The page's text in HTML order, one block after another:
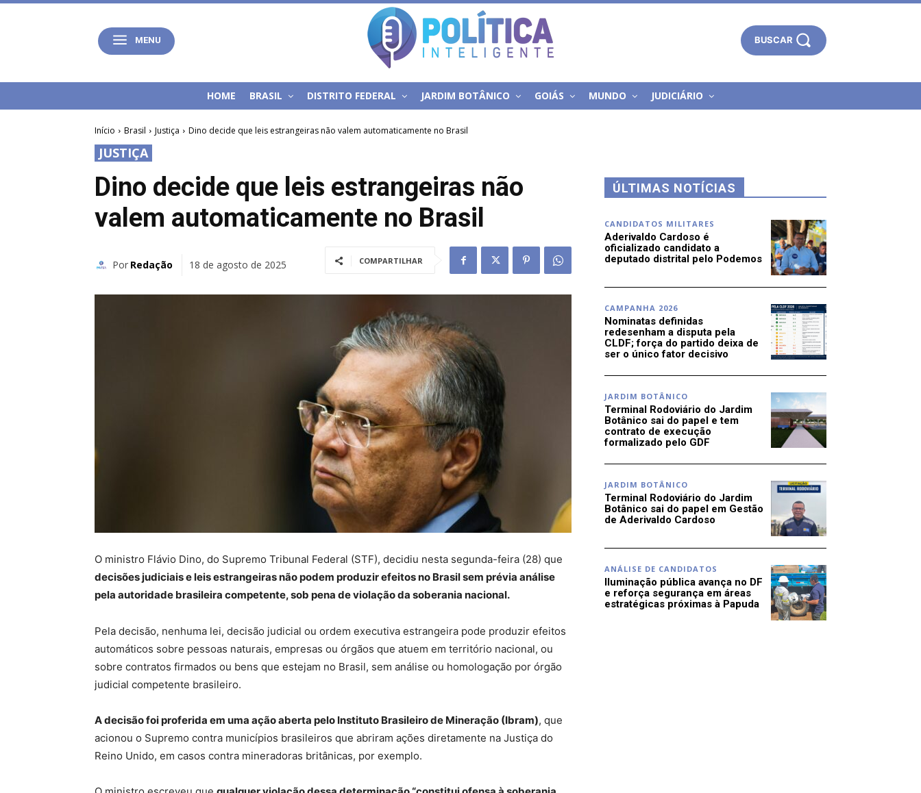
MENU BUSCAR
HOME BRASIL DISTRITO FEDERAL JARDIM BOTÂNICO GOIÁS MUNDO JUDICIÁRIO
Início Brasil Justiça Dino decide que leis estrangeiras não valem automaticamente no Brasil
JUSTIÇA
Dino decide que leis estrangeiras não
valem automaticamente no Brasil
Por Redação 18 de agosto de 2025 COMPARTILHAR
O ministro Flávio Dino, do Supremo Tribunal Federal (STF), decidiu nesta segunda-feira (28) que
decisões judiciais e leis estrangeiras não podem produzir efeitos no Brasil sem prévia análise
pela autoridade brasileira competente, sob pena de violação da soberania nacional.
Pela decisão, nenhuma lei, decisão judicial ou ordem executiva estrangeira pode produzir efeitos
automáticos sobre pessoas naturais, empresas ou órgãos que atuem em território nacional, ou
sobre contratos firmados ou bens que estejam no Brasil, sem análise ou homologação por órgão
judicial competente brasileiro.
A decisão foi proferida em uma ação aberta pelo Instituto Brasileiro de Mineração (Ibram), que
acionou o Supremo contra municípios brasileiros que abriram ações diretamente na Justiça do
Reino Unido, em casos contra mineradoras britânicas, por exemplo.
ÚLTIMAS NOTÍCIAS
CANDIDATOS MILITARES
Aderivaldo Cardoso é
oficializado candidato a
deputado distrital pelo Podemos
CAMPANHA 2026
Nominatas definidas
redesenham a disputa pela
CLDF; força do partido deixa de
ser o único fator decisivo
JARDIM BOTÂNICO
Terminal Rodoviário do Jardim
Botânico sai do papel e tem
contrato de execução
formalizado pelo GDF
JARDIM BOTÂNICO
Terminal Rodoviário do Jardim
Botânico sai do papel em Gestão
de Aderivaldo Cardoso
ANÁLISE DE CANDIDATOS
Iluminação pública avança no DF
e reforça segurança em áreas
estratégicas próximas à Papuda